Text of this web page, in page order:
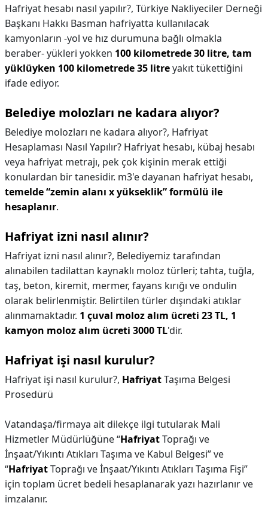
Hafriyat hesabı nasıl yapılır?, Türkiye Nakliyeciler Derneği
Başkanı Hakkı Basman hafriyatta kullanılacak
kamyonların -yol ve hız durumuna bağlı olmakla
beraber- yükleri yokken 100 kilometrede 30 litre, tam
yüklüyken 100 kilometrede 35 litreyakıt tükettiğini
ifade ediyor.
Belediye molozları ne kadara alıyor?
Belediye molozları ne kadara alıyor?, Hafriyat
Hesaplaması Nasıl Yapılır? Hafriyat hesabı, kübaj hesabı
veya hafriyat metrajı, pek çok kişinin merak ettiği
konulardan bir tanesidir. m3'e dayanan hafriyat hesabı,
temelde “zemin alanı x yükseklik” formülü ile
hesaplanır.
Hafriyat izni nasıl alınır?
Hafriyat izni nasıl alınır?, Belediyemiz tarafından
alınabilen tadilattan kaynaklı moloz türleri; tahta, tuğla,
taş, beton, kiremit, mermer, fayans kırığı ve ondulin
olarak belirlenmiştir. Belirtilen türler dışındaki atıklar
alınmamaktadır. 1 çuval moloz alım ücreti 23 TL, 1
kamyon moloz alım ücreti 3000 TL'dir.
Hafriyat işi nasıl kurulur?
Hafriyat işi nasıl kurulur?, HafriyatTaşıma Belgesi
Prosedürü
Vatandaşa/firmaya ait dilekçe ilgi tutularak Mali
Hizmetler Müdürlüğüne “HafriyatToprağı ve
İnşaat/Yıkıntı Atıkları Taşıma ve Kabul Belgesi” ve
“HafriyatToprağı ve İnşaat/Yıkıntı Atıkları Taşıma Fişi”
için toplam ücret bedeli hesaplanarak yazı hazırlanır ve
imzalanır.